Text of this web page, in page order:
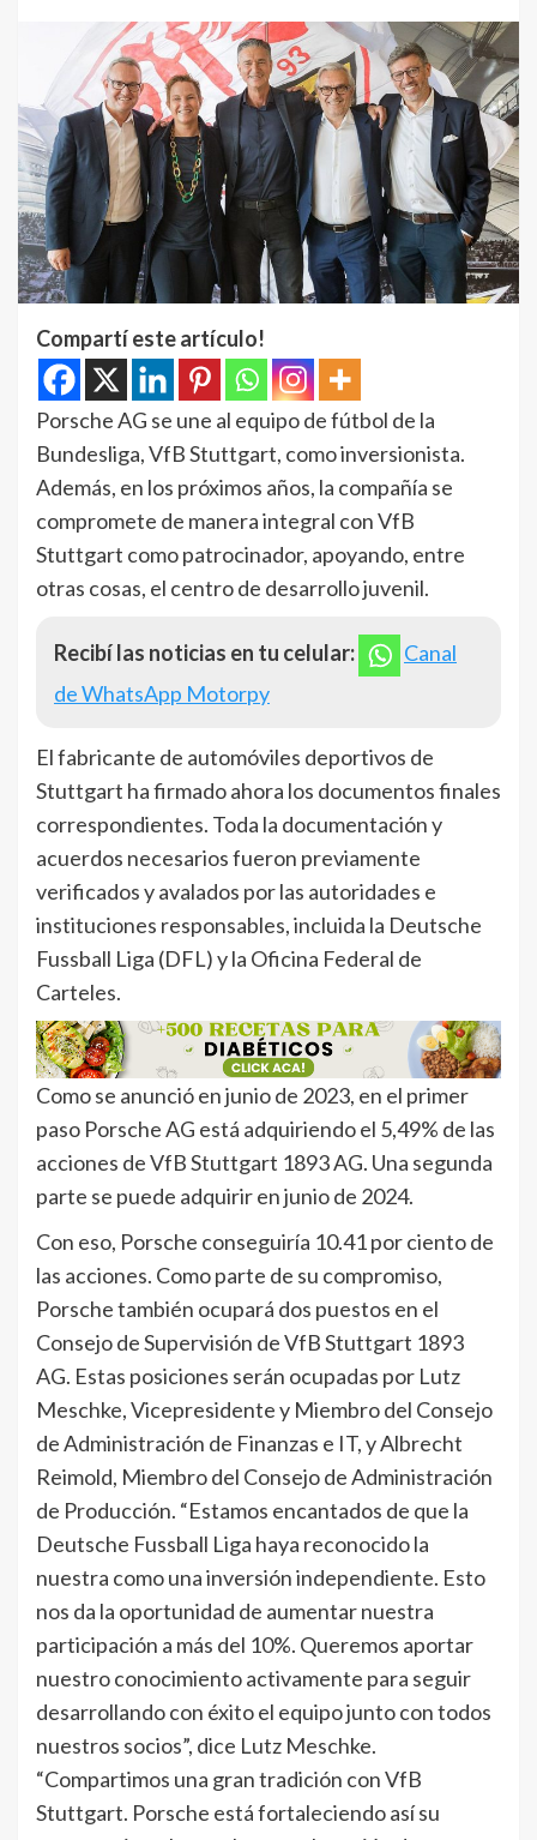
Compartí este artículo!
Porsche AG se une al equipo de fútbol de la
Bundesliga, VfB Stuttgart, como inversionista.
Además, en los próximos años, la compañía se
compromete de manera integral con VfB
Stuttgart como patrocinador, apoyando, entre
otras cosas, el centro de desarrollo juvenil.
Recibí las noticias en tu celular:
Canal
de WhatsApp Motorpy
El fabricante de automóviles deportivos de
Stuttgart ha firmado ahora los documentos finales
correspondientes. Toda la documentación y
acuerdos necesarios fueron previamente
verificados y avalados por las autoridades e
instituciones responsables, incluida la Deutsche
Fussball Liga (DFL) y la Oficina Federal de
Carteles.
Como se anunció en junio de 2023, en el primer
paso Porsche AG está adquiriendo el 5,49% de las
acciones de VfB Stuttgart 1893 AG. Una segunda
parte se puede adquirir en junio de 2024.
Con eso, Porsche conseguiría 10.41 por ciento de
las acciones. Como parte de su compromiso,
Porsche también ocupará dos puestos en el
Consejo de Supervisión de VfB Stuttgart 1893
AG. Estas posiciones serán ocupadas por Lutz
Meschke, Vicepresidente y Miembro del Consejo
de Administración de Finanzas e IT, y Albrecht
Reimold, Miembro del Consejo de Administración
de Producción. “Estamos encantados de que la
Deutsche Fussball Liga haya reconocido la
nuestra como una inversión independiente. Esto
nos da la oportunidad de aumentar nuestra
participación a más del 10%. Queremos aportar
nuestro conocimiento activamente para seguir
desarrollando con éxito el equipo junto con todos
nuestros socios”, dice Lutz Meschke.
“Compartimos una gran tradición con VfB
Stuttgart. Porsche está fortaleciendo así su